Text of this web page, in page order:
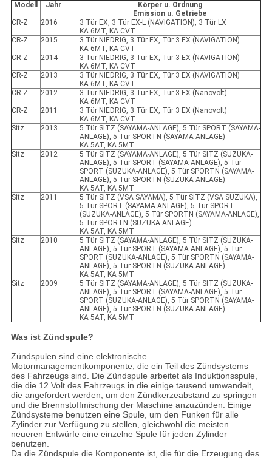
Modell Jahr
Körper u. Ordnung
Emission u. Getriebe
CR-Z
2016
3 Tür EX, 3 Tür EX-L (NAVIGATION), 3 Tür LX
KA 6MT, KA CVT
CR-Z
2015
3 Tür NIEDRIG, 3 Tür EX, Tür 3 EX (NAVIGATION)
KA 6MT, KA CVT
CR-Z
2014
3 Tür NIEDRIG, 3 Tür EX, Tür 3 EX (NAVIGATION)
KA 6MT, KA CVT
CR-Z
2013
3 Tür NIEDRIG, 3 Tür EX, Tür 3 EX (NAVIGATION)
KA 6MT, KA CVT
CR-Z
2012
3 Tür NIEDRIG, 3 Tür EX, Tür 3 EX (Nanovolt)
KA 6MT, KA CVT
CR-Z
2011
3 Tür NIEDRIG, 3 Tür EX, Tür 3 EX (Nanovolt)
KA 6MT, KA CVT
Sitz
2013
5 Tür SITZ (SAYAMA-ANLAGE), 5 Tür SPORT (SAYAMA-
ANLAGE), 5 Tür SPORTN (SAYAMA-ANLAGE)
KA 5AT, KA 5MT
Sitz
2012
5 Tür SITZ (SAYAMA-ANLAGE), 5 Tür SITZ (SUZUKA-
ANLAGE), 5 Tür SPORT (SAYAMA-ANLAGE), 5 Tür
SPORT (SUZUKA-ANLAGE), 5 Tür SPORTN (SAYAMA-
ANLAGE), 5 Tür SPORTN (SUZUKA-ANLAGE)
KA 5AT, KA 5MT
Sitz
2011
5 Tür SITZ (VSA SAYAMA), 5 Tür SITZ (VSA SUZUKA),
5 Tür SPORT (SAYAMA-ANLAGE), 5 Tür SPORT
(SUZUKA-ANLAGE), 5 Tür SPORTN (SAYAMA-ANLAGE),
5 Tür SPORTN (SUZUKA-ANLAGE)
KA 5AT, KA 5MT
Sitz
2010
5 Tür SITZ (SAYAMA-ANLAGE), 5 Tür SITZ (SUZUKA-
ANLAGE), 5 Tür SPORT (SAYAMA-ANLAGE), 5 Tür
SPORT (SUZUKA-ANLAGE), 5 Tür SPORTN (SAYAMA-
ANLAGE), 5 Tür SPORTN (SUZUKA-ANLAGE)
KA 5AT, KA 5MT
Sitz
2009
5 Tür SITZ (SAYAMA-ANLAGE), 5 Tür SITZ (SUZUKA-
ANLAGE), 5 Tür SPORT (SAYAMA-ANLAGE), 5 Tür
SPORT (SUZUKA-ANLAGE), 5 Tür SPORTN (SAYAMA-
ANLAGE), 5 Tür SPORTN (SUZUKA-ANLAGE)
KA 5AT, KA 5MT
Was ist Zündspule?
Zündspulen sind eine elektronische
Motormanagementkomponente, die ein Teil des Zündsystems
des Fahrzeugs sind. Die Zündspule arbeitet als Induktionsspule,
die die 12 Volt des Fahrzeugs in die einige tausend umwandelt,
die angefordert werden, um den Zündkerzeabstand zu springen
und die Brennstoffmischung der Maschine anzuzünden. Einige
Zündsysteme benutzen eine Spule, um den Funken für alle
Zylinder zur Verfügung zu stellen, gleichwohl die meisten
neueren Entwürfe eine einzelne Spule für jeden Zylinder
benutzen.
Da die Zündspule die Komponente ist, die für die Erzeugung des